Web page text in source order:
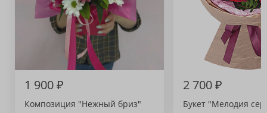
1 900 ₽
Композиция "Нежный бриз"
2 700 ₽
Букет "Мелодия